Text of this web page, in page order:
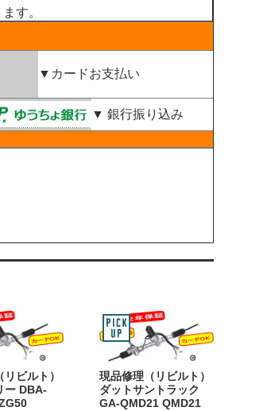
す。
▼カードお支払い
▼ 銀行振り込み
ビルト）
ー DBA-
現品修理（リビルト）
ダットサントラック
GA-QMD21 QMD21